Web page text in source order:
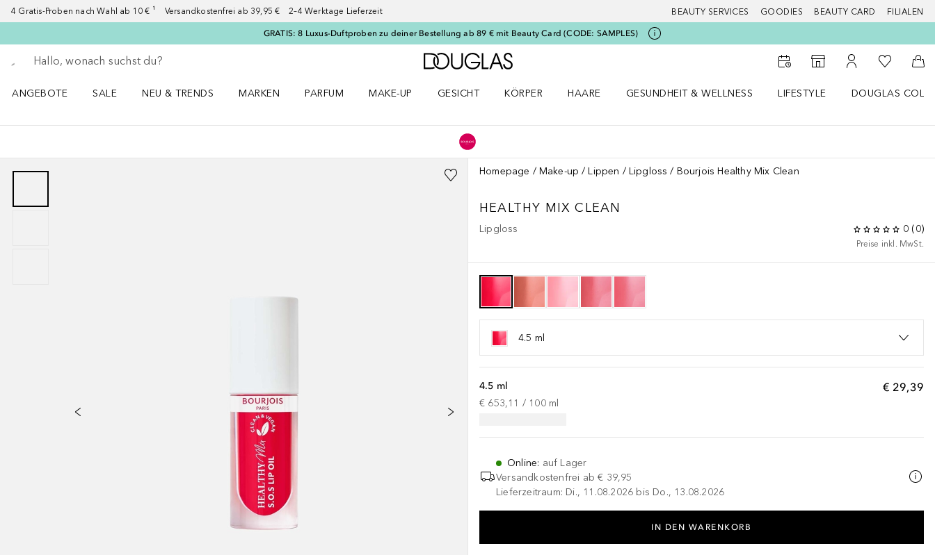
4 Gratis-Proben nach Wahl ab 10 € ¹ Versandkostenfrei ab 39,95 € 2–4 Werktage Lieferzeit BEAUTY SERVICES GOODIES BEAUTY CARD FILIALEN
GRATIS: 8 Luxus-Duftproben zu deiner Bestellung ab 89 € mit Beauty Card (CODE: SAMPLES)
Gehe zurück
Suche ausführen
Zur Douglas Startseite
Zum Storefinder
Zu Meinem
Zu Meiner
ANGEBOTE
SALE
NEU & TRENDS
MARKEN
PARFUM
MAKE-UP
GESICHT
KÖRPER
HAARE
GESUNDHEIT & WELLNESS
LIFESTYLE
DOUGLAS
Homepage Make-up Lippen Lipgloss Bourjois Healthy Mix Clean
HEALTHY MIX CLEAN
Lipgloss 0 (0)
Preise inkl. MwSt.
4.5 ml
€ 29,39
4.5 ml
€ 653,11 / 100 ml
Online: auf Lager
Versandkostenfrei ab € 39,95
Lieferzeitraum: Di., 11.08.2026 bis Do., 13.08.2026
IN DEN WARENKORB